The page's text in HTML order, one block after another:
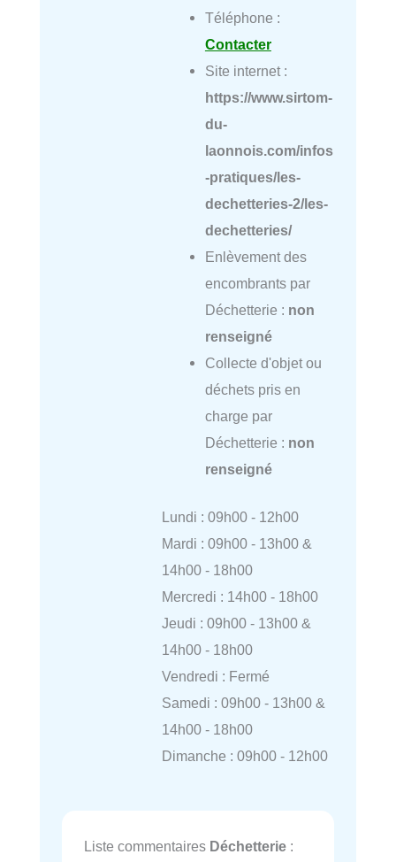
Téléphone :
Contacter
Site internet :
https://www.sirtom-
du-
laonnois.com/infos
-pratiques/les-
dechetteries-2/les-
dechetteries/
Enlèvement des
encombrants par
Déchetterie : non
renseigné
Collecte d'objet ou
déchets pris en
charge par
Déchetterie : non
renseigné
Lundi : 09h00 - 12h00
Mardi : 09h00 - 13h00 &
14h00 - 18h00
Mercredi : 14h00 - 18h00
Jeudi : 09h00 - 13h00 &
14h00 - 18h00
Vendredi : Fermé
Samedi : 09h00 - 13h00 &
14h00 - 18h00
Dimanche : 09h00 - 12h00
Liste commentaires Déchetterie :